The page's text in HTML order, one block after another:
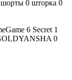
шорты 0 шторка 0
6 Secret 1
0